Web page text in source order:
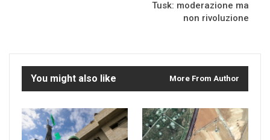
Tusk: moderazione ma
non rivoluzione
You might also like More From Author